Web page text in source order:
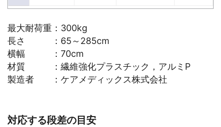
最大耐荷重：300kg
長さ ：65～285cm
横幅 ：70cm
材質 ：繊維強化プラスチック，アルミP
製造者 ：ケアメディックス株式会社
対応する段差の目安